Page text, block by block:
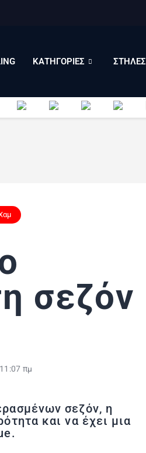
ΚΑΤΗΓΟΡΙΕΣ ΣΤΗΛΕΣ
σεζόν
11:07 πμ
σεζόν, η
και να έχει μια